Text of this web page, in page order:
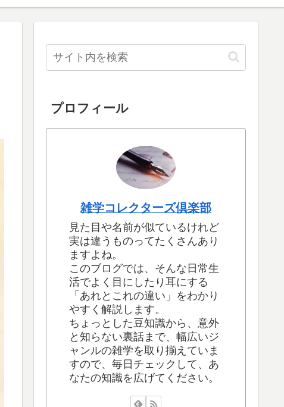
プロフィール
雑学コレクターズ倶楽部
見た目や名前が似ているけれど
実は違うものってたくさんあり
ますよね。
このブログでは、そんな日常生
活でよく目にしたり耳にする
「あれとこれの違い」をわかり
やすく解説します。
ちょっとした豆知識から、意外
と知らない裏話まで、幅広いジ
ャンルの雑学を取り揃えていま
すので、毎日チェックして、あ
なたの知識を広げてください。